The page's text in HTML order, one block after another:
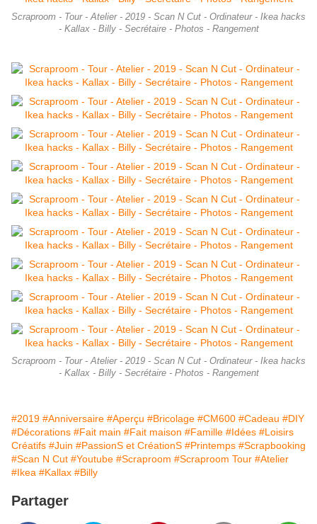
Scraproom - Tour - Atelier - 2019 - Scan N Cut - Ordinateur - Ikea hacks
- Kallax - Billy - Secrétaire - Photos - Rangement
Scraproom - Tour - Atelier - 2019 - Scan N Cut - Ordinateur - Ikea hacks
- Kallax - Billy - Secrétaire - Photos - Rangement
#2019 #Anniversaire #Aperçu #Bricolage #CM600 #Cadeau #DIY
#Décorations #Fait main #Fait maison #Famille #Idées #Loisirs
Créatifs #Juin #PassionS et CréationS #Printemps #Scrapbooking
#Scan N Cut #Youtube #Scraproom #Scraproom Tour #Atelier
#Ikea #Kallax #Billy
Partager